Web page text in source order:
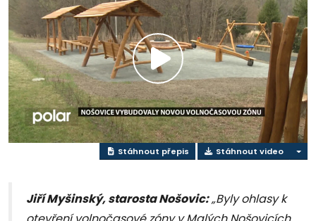
Přehrát
video
Stáhnout přepis Stáhnout video
Jiří Myšinský, starosta Nošovic:„Byly ohlasy k